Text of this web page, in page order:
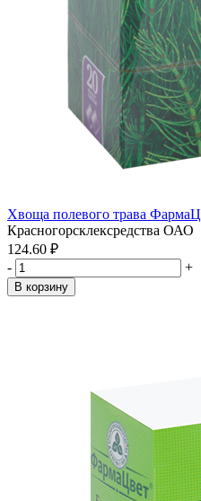
Хвоща полевого трава
Красногорсклексредства ОАО
124.60 ₽
-
+
В корзину